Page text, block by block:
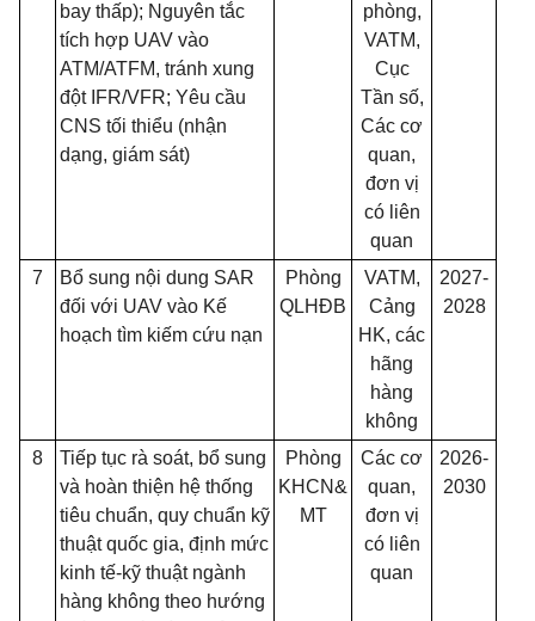
bay thấp); Nguyên tắc
tích hợp UAV vào
ATM/ATFM, tránh xung
đột IFR/VFR; Yêu cầu
CNS tối thiểu (nhận
dạng, giám sát)
phòng,
VATM,
Cục
Tần số,
Các cơ
quan,
đơn vị
có liên
quan
7
Bổ sung nội dung SAR
đối với UAV vào Kế
hoạch tìm kiếm cứu nạn
Phòng
QLHĐB
VATM,
Cảng
HK, các
hãng
hàng
không
2027-
2028
8
Tiếp tục rà soát, bổ sung
và hoàn thiện hệ thống
tiêu chuẩn, quy chuẩn kỹ
thuật quốc gia, định mức
kinh tế-kỹ thuật ngành
hàng không theo hướng
Phòng
KHCN&
MT
Các cơ
quan,
đơn vị
có liên
quan
2026-
2030